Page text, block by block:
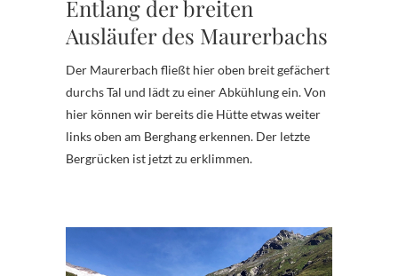
Entlang der breiten
Ausläufer des Maurerbachs
Der Maurerbach fließt hier oben breit gefächert
durchs Tal und lädt zu einer Abkühlung ein. Von
hier können wir bereits die Hütte etwas weiter
links oben am Berghang erkennen. Der letzte
Bergrücken ist jetzt zu erklimmen.